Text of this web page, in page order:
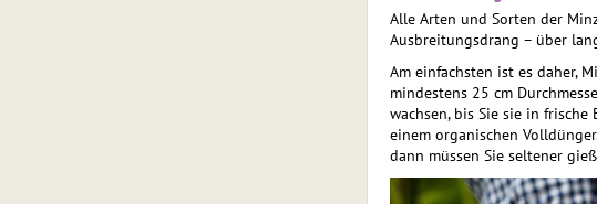
Alle Arten und Sorten der
Ausbreitungsdrang – über
Am einfachsten ist es daher,
mindestens 25 cm
wachsen, bis Sie sie in
einem organischen
dann müssen Sie seltener